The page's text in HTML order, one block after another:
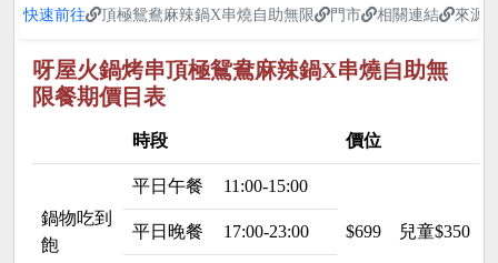
快速前往 頂極鴛鴦麻辣鍋X串燒自助無限 門市 相關連結 來源
呀屋火鍋烤串頂極鴛鴦麻辣鍋X串燒自助無
限餐期價目表
時段 價位
鍋物吃到
飽
平日午餐 11:00-15:00
$699 兒童$350
平日晚餐 17:00-23:00